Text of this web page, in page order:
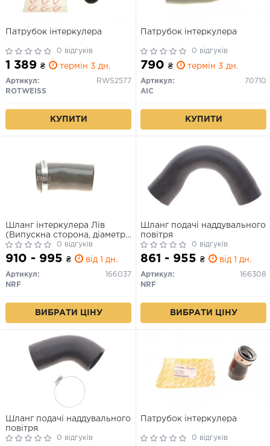
Патрубок інтеркулера
0 відгуків
1 389 ₴ термін 3 дн.
Артикул:
RWS2577
ROTWEISS
КУПИТИ
Патрубок інтеркулера
0 відгуків
790 ₴ термін 3 дн.
Артикул:
70710
AIC
КУПИТИ
Шланг інтеркулера Лів
(Випускна сторона, діаметр
48мм, довжина 90мм,
чорний) AUDI A3, Q3, TT,
SEAT ALHAMBRA, ALTEA,
ALTEA XL, LEON, SKODA
OCTAVIA II, SUPERB II, YETI,
0 відгуків
910 - 995 ₴ від 1 дн.
Артикул:
166037
NRF
ВИБРАТИ ЦІНУ
Шланг подачі наддувального
повітря
0 відгуків
861 - 955 ₴ від 1 дн.
Артикул:
166308
NRF
ВИБРАТИ ЦІНУ
Шланг подачі наддувального
повітря
0 відгуків
Патрубок інтеркулера
0 відгуків